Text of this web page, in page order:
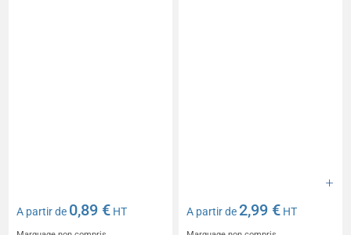
A partir de 0,89 € HT A partir de2,99 € HT